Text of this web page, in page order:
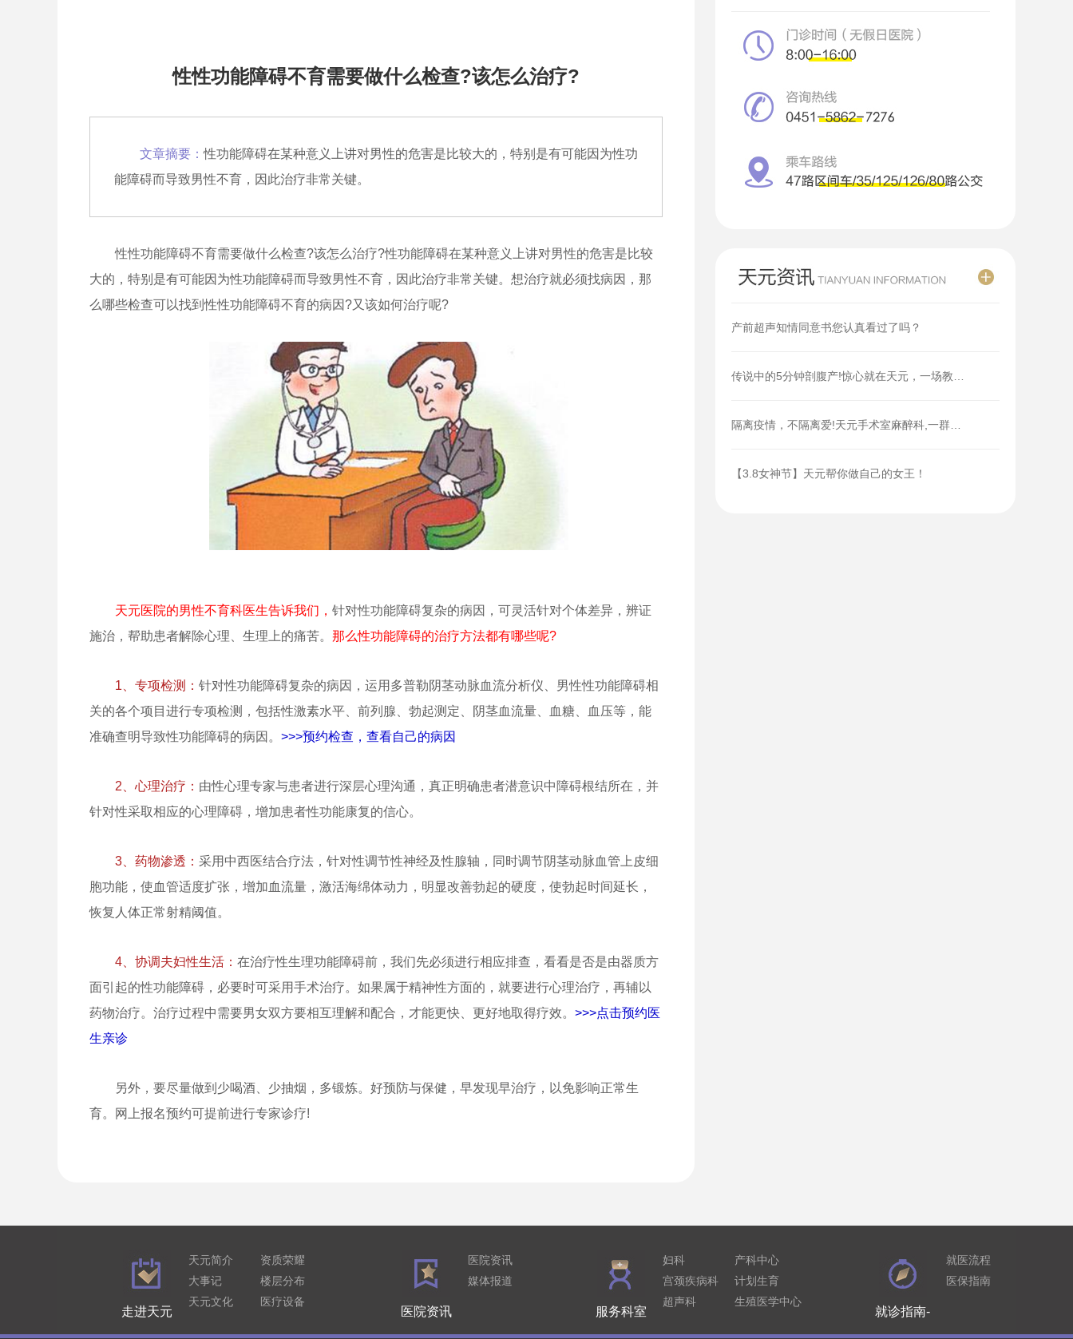
性性功能障碍不育需要做什么检查?该怎么治疗?
文章摘要：性功能障碍在某种意义上讲对男性的危害是比较大的，特别是有可能因为性功
能障碍而导致男性不育，因此治疗非常关键。
性性功能障碍不育需要做什么检查?该怎么治疗?性功能障碍在某种意义上讲对男性的危害是比较
大的，特别是有可能因为性功能障碍而导致男性不育，因此治疗非常关键。想治疗就必须找病因，那
么哪些检查可以找到性性功能障碍不育的病因?又该如何治疗呢?
天元医院的男性不育科医生告诉我们， 针对性功能障碍复杂的病因，可灵活针对个体差异，辨证
施治，帮助患者解除心理、生理上的痛苦。 那么性功能障碍的治疗方法都有哪些呢?
1、专项检测： 针对性功能障碍复杂的病因，运用多普勒阴茎动脉血流分析仪、男性性功能障碍相
关的各个项目进行专项检测，包括性激素水平、前列腺、勃起测定、阴茎血流量、血糖、血压等，能
准确查明导致性功能障碍的病因。 >>>预约检查，查看自己的病因
2、心理治疗： 由性心理专家与患者进行深层心理沟通，真正明确患者潜意识中障碍根结所在，并
针对性采取相应的心理障碍，增加患者性功能康复的信心。
3、药物渗透： 采用中西医结合疗法，针对性调节性神经及性腺轴，同时调节阴茎动脉血管上皮细
胞功能，使血管适度扩张，增加血流量，激活海绵体动力，明显改善勃起的硬度，使勃起时间延长，
恢复人体正常射精阈值。
4、协调夫妇性生活： 在治疗性生理功能障碍前，我们先必须进行相应排查，看看是否是由器质方
面引起的性功能障碍，必要时可采用手术治疗。如果属于精神性方面的，就要进行心理治疗，再辅以
药物治疗。治疗过程中需要男女双方要相互理解和配合，才能更快、更好地取得疗效。 >>>点击预约医
生亲诊
另外，要尽量做到少喝酒、少抽烟，多锻炼。好预防与保健，早发现早治疗，以免影响正常生
育。网上报名预约可提前进行专家诊疗!
产前超声知情同意书您认真看过了吗？
传说中的5分钟剖腹产!惊心就在天元，一场教…
隔离疫情，不隔离爱!天元手术室麻醉科,一群…
【3.8女神节】天元帮你做自己的女王！
走进天元
天元简介
资质荣耀
大事记
楼层分布
天元文化
医疗设备
医院资讯
医院资讯
媒体报道
服务科室
妇科
产科中心
宫颈疾病科
计划生育
超声科
生殖医学中心
就诊指南-
就医流程
医保指南